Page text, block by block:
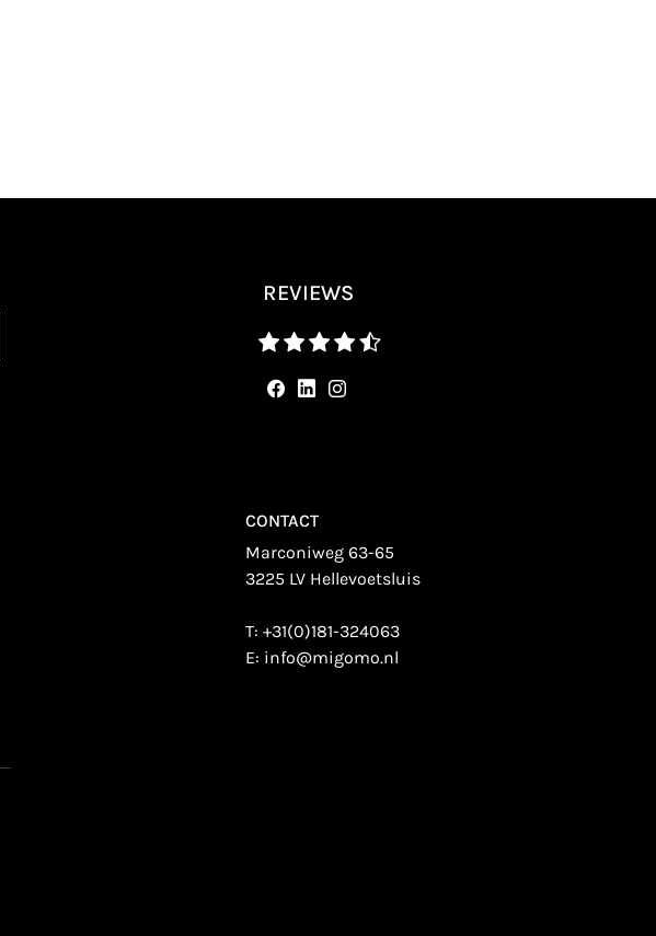
REVIEWS
CONTACT
Marconiweg 63-65
3225 LV Hellevoetsluis
T:+31(0)181-324063
E: info@migomo.nl